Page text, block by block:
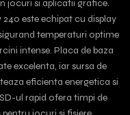
jocuri si aplicatii grafice.
este echipat cu display
temperaturi optime
intense. Placa de baza
excelenta, iar sursa de
eficienta energetica si
ul rapid ofera timpi de